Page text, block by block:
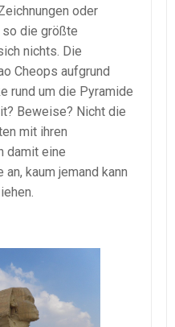
oder
so die größte
nichts. Die
Cheops aufgrund
rund um die Pyramide
Beweise? Nicht die
mit ihren
damit eine
kaum jemand kann